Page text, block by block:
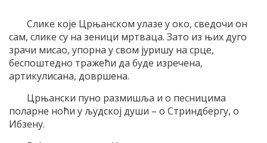
Слике које Црњанском улазе у око, сведочи он
сам, слике су на зеници мртваца. Зато из њих дуго
зрачи мисао, упорна у свом јуришу на срце,
беспоштедно тражећи да буде изречена,
артикулисана, довршена.
Црњански пуно размишља и о песницима
поларне ноћи у људској души – о Стриндбергу, о
Ибзену.